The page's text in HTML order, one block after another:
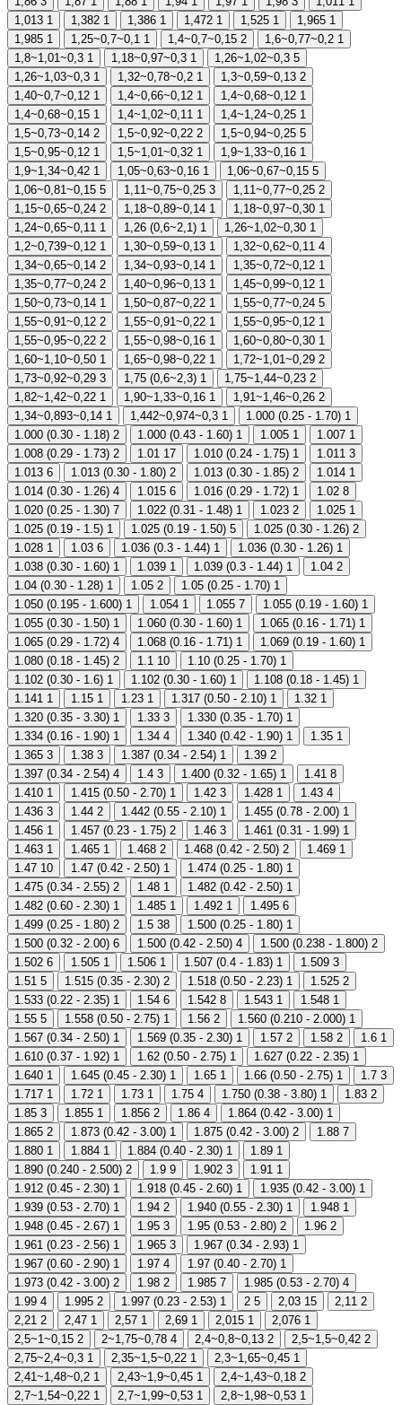
1,013 1 1,382 1 1,386 1 1,472 1 1,525 1 1,965 1
1,985 1 1,25~0,7~0,1 1 1,4~0,7~0,15 2 1,6~0,77~0,2 1
1,8~1,01~0,3 1 1,18~0,97~0,3 1 1,26~1,02~0,3 5
1,26~1,03~0,3 1 1,32~0,78~0,2 1 1,3~0,59~0,13 2
1,40~0,7~0,12 1 1,4~0,66~0,12 1 1,4~0,68~0,12 1
1,4~0,68~0,15 1 1,4~1,02~0,11 1 1,4~1,24~0,25 1
1,5~0,73~0,14 2 1,5~0,92~0,22 2 1,5~0,94~0,25 5
1,5~0,95~0,12 1 1,5~1,01~0,32 1 1,9~1,33~0,16 1
1,9~1,34~0,42 1 1,05~0,63~0,16 1 1,06~0,67~0,15 5
1,06~0,81~0,15 5 1,11~0,75~0,25 3 1,11~0,77~0,25 2
1,15~0,65~0,24 2 1,18~0,89~0,14 1 1,18~0,97~0,30 1
1,24~0,65~0,11 1 1,26 (0,6~2,1) 1 1,26~1,02~0,30 1
1,2~0,739~0,12 1 1,30~0,59~0,13 1 1,32~0,62~0,11 4
1,34~0,65~0,14 2 1,34~0,93~0,14 1 1,35~0,72~0,12 1
1,35~0,77~0,24 2 1,40~0,96~0,13 1 1,45~0,99~0,12 1
1,50~0,73~0,14 1 1,50~0,87~0,22 1 1,55~0,77~0,24 5
1,55~0,91~0,12 2 1,55~0,91~0,22 1 1,55~0,95~0,12 1
1,55~0,95~0,22 2 1,55~0,98~0,16 1 1,60~0,80~0,30 1
1,60~1,10~0,50 1 1,65~0,98~0,22 1 1,72~1,01~0,29 2
1,73~0,92~0,29 3 1,75 (0,6~2,3) 1 1,75~1,44~0,23 2
1,82~1,42~0,22 1 1,90~1,33~0,16 1 1,91~1,46~0,26 2
1,34~0,893~0,14 1 1,442~0,974~0,3 1 1.000 (0.25 - 1.70) 1
1.000 (0.30 - 1.18) 2 1.000 (0.43 - 1.60) 1 1.005 1 1.007 1
1.008 (0.29 - 1.73) 2 1.01 17 1.010 (0.24 - 1.75) 1 1.011 3
1.013 6 1.013 (0.30 - 1.80) 2 1.013 (0.30 - 1.85) 2 1.014 1
1.014 (0.30 - 1.26) 4 1.015 6 1.016 (0.29 - 1.72) 1 1.02 8
1.020 (0.25 - 1.30) 7 1.022 (0.31 - 1.48) 1 1.023 2 1.025 1
1.025 (0.19 - 1.5) 1 1.025 (0.19 - 1.50) 5 1.025 (0.30 - 1.26) 2
1.028 1 1.03 6 1.036 (0.3 - 1.44) 1 1.036 (0.30 - 1.26) 1
1.038 (0.30 - 1.60) 1 1.039 1 1.039 (0.3 - 1.44) 1 1.04 2
1.04 (0.30 - 1.28) 1 1.05 2 1.05 (0.25 - 1.70) 1
1.050 (0.195 - 1.600) 1 1.054 1 1.055 7 1.055 (0.19 - 1.60) 1
1.055 (0.30 - 1.50) 1 1.060 (0.30 - 1.60) 1 1.065 (0.16 - 1.71) 1
1.065 (0.29 - 1.72) 4 1.068 (0.16 - 1.71) 1 1.069 (0.19 - 1.60) 1
1.080 (0.18 - 1.45) 2 1.1 10 1.10 (0.25 - 1.70) 1
1.102 (0.30 - 1.6) 1 1.102 (0.30 - 1.60) 1 1.108 (0.18 - 1.45) 1
1.141 1 1.15 1 1.23 1 1.317 (0.50 - 2.10) 1 1.32 1
1.320 (0.35 - 3.30) 1 1.33 3 1.330 (0.35 - 1.70) 1
1.334 (0.16 - 1.90) 1 1.34 4 1.340 (0.42 - 1.90) 1 1.35 1
1.365 3 1.38 3 1.387 (0.34 - 2.54) 1 1.39 2
1.397 (0.34 - 2.54) 4 1.4 3 1.400 (0.32 - 1.65) 1 1.41 8
1.410 1 1.415 (0.50 - 2.70) 1 1.42 3 1.428 1 1.43 4
1.436 3 1.44 2 1.442 (0.55 - 2.10) 1 1.455 (0.78 - 2.00) 1
1.456 1 1.457 (0.23 - 1.75) 2 1.46 3 1.461 (0.31 - 1.99) 1
1.463 1 1.465 1 1.468 2 1.468 (0.42 - 2.50) 2 1.469 1
1.47 10 1.47 (0.42 - 2.50) 1 1.474 (0.25 - 1.80) 1
1.475 (0.34 - 2.55) 2 1.48 1 1.482 (0.42 - 2.50) 1
1.482 (0.60 - 2.30) 1 1.485 1 1.492 1 1.495 6
1.499 (0.25 - 1.80) 2 1.5 38 1.500 (0.25 - 1.80) 1
1.500 (0.32 - 2.00) 6 1.500 (0.42 - 2.50) 4 1.500 (0.238 - 1.800) 2
1.502 6 1.505 1 1.506 1 1.507 (0.4 - 1.83) 1 1.509 3
1.51 5 1.515 (0.35 - 2.30) 2 1.518 (0.50 - 2.23) 1 1.525 2
1.533 (0.22 - 2.35) 1 1.54 6 1.542 8 1.543 1 1.548 1
1.55 5 1.558 (0.50 - 2.75) 1 1.56 2 1.560 (0.210 - 2.000) 1
1.567 (0.34 - 2.50) 1 1.569 (0.35 - 2.30) 1 1.57 2 1.58 2 1.6 1
1.610 (0.37 - 1.92) 1 1.62 (0.50 - 2.75) 1 1.627 (0.22 - 2.35) 1
1.640 1 1.645 (0.45 - 2.30) 1 1.65 1 1.66 (0.50 - 2.75) 1 1.7 3
1.717 1 1.72 1 1.73 1 1.75 4 1.750 (0.38 - 3.80) 1 1.83 2
1.85 3 1.855 1 1.856 2 1.86 4 1.864 (0.42 - 3.00) 1
1.865 2 1.873 (0.42 - 3.00) 1 1.875 (0.42 - 3.00) 2 1.88 7
1.880 1 1.884 1 1.884 (0.40 - 2.30) 1 1.89 1
1.890 (0.240 - 2.500) 2 1.9 9 1.902 3 1.91 1
1.912 (0.45 - 2.30) 1 1.918 (0.45 - 2.60) 1 1.935 (0.42 - 3.00) 1
1.939 (0.53 - 2.70) 1 1.94 2 1.940 (0.55 - 2.30) 1 1.948 1
1.948 (0.45 - 2.67) 1 1.95 3 1.95 (0.53 - 2.80) 2 1.96 2
1.961 (0.23 - 2.56) 1 1.965 3 1.967 (0.34 - 2.93) 1
1.967 (0.60 - 2.90) 1 1.97 4 1.97 (0.40 - 2.70) 1
1.973 (0.42 - 3.00) 2 1.98 2 1.985 7 1.985 (0.53 - 2.70) 4
1.99 4 1.995 2 1.997 (0.23 - 2.53) 1 2 5 2,03 15 2,11 2
2,21 2 2,47 1 2,57 1 2,69 1 2,015 1 2,076 1
2,5~1~0,15 2 2~1,75~0,78 4 2,4~0,8~0,13 2 2,5~1,5~0,42 2
2,75~2,4~0,3 1 2,35~1,5~0,22 1 2,3~1,65~0,45 1
2,41~1,48~0,2 1 2,43~1,9~0,45 1 2,4~1,43~0,18 2
2,7~1,54~0,22 1 2,7~1,99~0,53 1 2,8~1,98~0,53 1